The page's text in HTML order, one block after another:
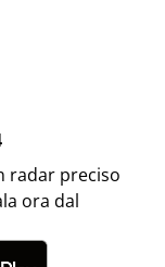
radar preciso
ora dal